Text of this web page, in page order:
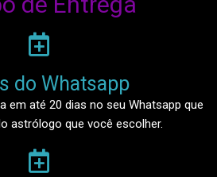
do Whatsapp​
em até 20 dias no seu Whatsapp que
astrólogo que você escolher.